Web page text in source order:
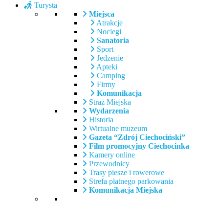
Turysta
Miejsca
Atrakcje
Noclegi
Sanatoria
Sport
Jedzenie
Apteki
Camping
Firmy
Komunikacja
Straż Miejska
Wydarzenia
Historia
Wirtualne muzeum
Gazeta “Zdrój Ciechociński”
Film promocyjny Ciechocinka
Kamery online
Przewodnicy
Trasy piesze i rowerowe
Strefa płatnego parkowania
Komunikacja Miejska